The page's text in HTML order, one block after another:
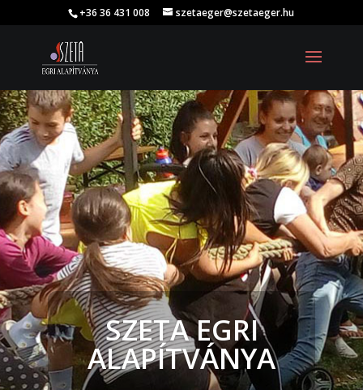
+36 36 431 008 szetaeger@szetaeger.hu
SZETA EGRI
ALAPÍTVÁNYA